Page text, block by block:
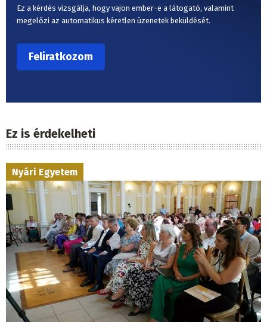
Ez a kérdés vizsgálja, hogy vajon ember-e a látogató, valamint
megelőzi az automatikus kéretlen üzenetek beküldését.
Ez is érdekelheti
Nyári Egyetem